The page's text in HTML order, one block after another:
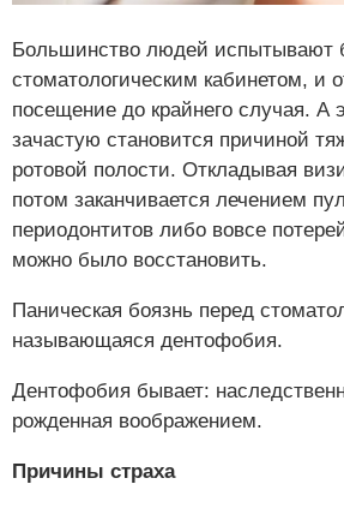
Большинство людей испытывают
стоматологическим кабинетом, и
посещение до крайнего случая. А
зачастую становится причиной
ротовой полости. Откладывая
потом заканчивается лечением
периодонтитов либо вовсе
можно было восстановить.
Паническая боязнь перед
называющаяся дентофобия.
Дентофобия бывает:
рожденная воображением.
Причины страха